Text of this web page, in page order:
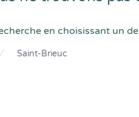
en choisissant un
Saint-Brieuc